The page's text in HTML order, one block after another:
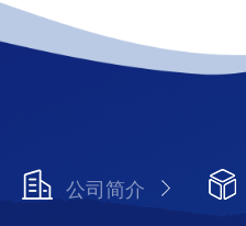
公司简介